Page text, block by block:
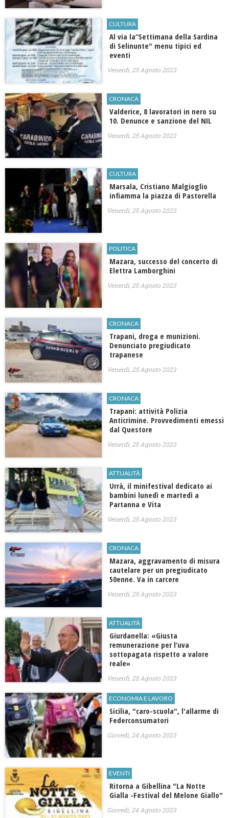
CULTURA
Al via la“Settimana della Sardina
di Selinunte" menu tipici ed
eventi
Venerdì, 25 Agosto 2023
CRONACA
Valderice, 8 lavoratori in nero su
10. Denunce e sanzione del NIL
Venerdì, 25 Agosto 2023
CULTURA
Marsala, Cristiano Malgioglio
infiamma la piazza di Pastorella
Venerdì, 25 Agosto 2023
POLITICA
Mazara, successo del concerto di
Elettra Lamborghini
Venerdì, 25 Agosto 2023
CRONACA
Trapani, droga e munizioni.
Denunciato pregiudicato
trapanese
Venerdì, 25 Agosto 2023
CRONACA
Trapani: attività Polizia
Anticrimine. Provvedimenti emessi
dal Questore
Venerdì, 25 Agosto 2023
ATTUALITÀ
Urrà, il minifestival dedicato ai
bambini lunedì e martedì a
Partanna e Vita
Venerdì, 25 Agosto 2023
CRONACA
Mazara, aggravamento di misura
cautelare per un pregiudicato
50enne. Va in carcere
Venerdì, 25 Agosto 2023
ATTUALITÀ
Giurdanella: «Giusta
remunerazione per l’uva
sottopagata rispetto a valore
reale»
Venerdì, 25 Agosto 2023
ECONOMIA E LAVORO
Sicilia, "caro-scuola", l'allarme di
Federconsumatori
Giovedì, 24 Agosto 2023
EVENTI
Ritorna a Gibellina "La Notte
Gialla -Festival del Melone Giallo"
Giovedì, 24 Agosto 2023